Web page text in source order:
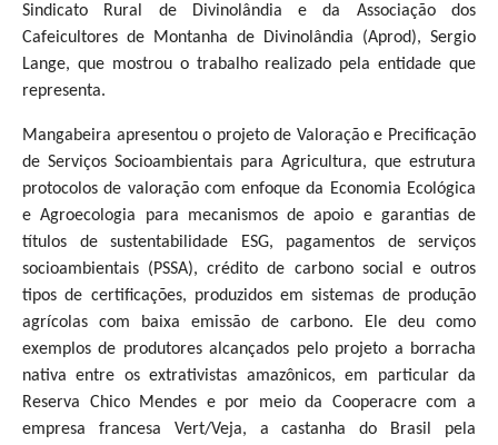
Sindicato Rural de Divinolândia e da Associação dos
Cafeicultores de Montanha de Divinolândia (Aprod), Sergio
Lange, que mostrou o trabalho realizado pela entidade que
representa.
Mangabeira apresentou o projeto de Valoração e Precificação
de Serviços Socioambientais para Agricultura, que estrutura
protocolos de valoração com enfoque da Economia Ecológica
e Agroecologia para mecanismos de apoio e garantias de
títulos de sustentabilidade ESG, pagamentos de serviços
socioambientais (PSSA), crédito de carbono social e outros
tipos de certificações, produzidos em sistemas de produção
agrícolas com baixa emissão de carbono. Ele deu como
exemplos de produtores alcançados pelo projeto a borracha
nativa entre os extrativistas amazônicos, em particular da
Reserva Chico Mendes e por meio da Cooperacre com a
empresa francesa Vert/Veja, a castanha do Brasil pela